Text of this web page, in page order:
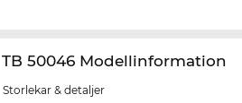
TB 50046 Modellinformation
Storlekar & detaljer